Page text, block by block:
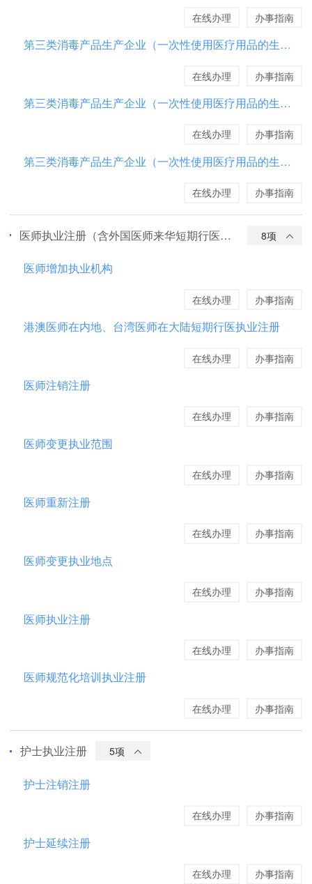
在线办理 办事指南
第三类消毒产品生产企业（一次性使用医疗用品的生产企业除外）卫生许可（延续）
在线办理 办事指南
第三类消毒产品生产企业（一次性使用医疗用品的生产企业除外）卫生许可（补发）
在线办理 办事指南
第三类消毒产品生产企业（一次性使用医疗用品的生产企业除外）卫生许可（注销）
在线办理 办事指南
医师执业注册（含外国医师来华短期行医许可、台湾地区医师在大陆短期行医许可、香港澳门特别行政区医师在内地短期行医许可） 8项
医师增加执业机构
在线办理 办事指南
港澳医师在内地、台湾医师在大陆短期行医执业注册
在线办理 办事指南
医师注销注册
在线办理 办事指南
医师变更执业范围
在线办理 办事指南
医师重新注册
在线办理 办事指南
医师变更执业地点
在线办理 办事指南
医师执业注册
在线办理 办事指南
医师规范化培训执业注册
在线办理 办事指南
护士执业注册 5项
护士注销注册
在线办理 办事指南
护士延续注册
在线办理 办事指南